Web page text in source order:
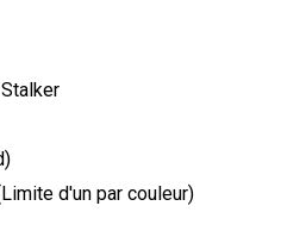
d'un par couleur)